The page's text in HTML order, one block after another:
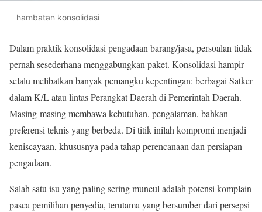
hambatan konsolidasi
Dalam praktik konsolidasi pengadaan barang/jasa, persoalan tidak
pernah sesederhana menggabungkan paket. Konsolidasi hampir
selalu melibatkan banyak pemangku kepentingan: berbagai Satker
dalam K/L atau lintas Perangkat Daerah di Pemerintah Daerah.
Masing-masing membawa kebutuhan, pengalaman, bahkan
preferensi teknis yang berbeda. Di titik inilah kompromi menjadi
keniscayaan, khususnya pada tahap perencanaan dan persiapan
pengadaan.
Salah satu isu yang paling sering muncul adalah potensi komplain
pasca pemilihan penyedia, terutama yang bersumber dari persepsi